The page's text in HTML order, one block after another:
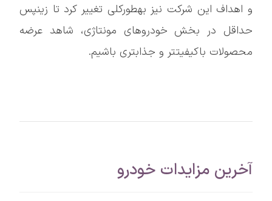
و اهداف این شرکت نیز بهطورکلی تغییر کرد تا زینپس
حداقل در بخش خودروهای مونتاژی، شاهد عرضه
محصولات باکیفیتتر و جذابتری باشیم.
آخرین مزایدات خودرو